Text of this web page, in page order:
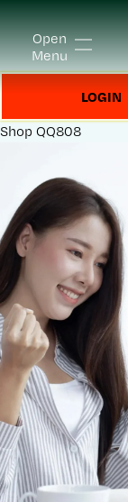
Open
Menu
LOGIN
Shop QQ808